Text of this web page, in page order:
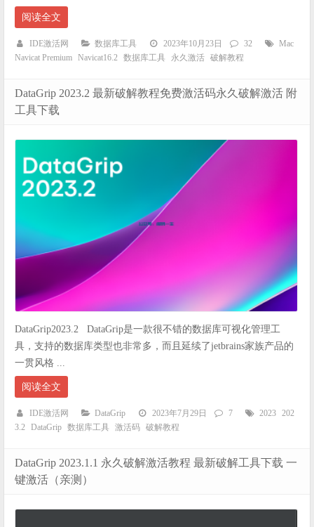
阅读全文
IDE激活网 数据库工具 2023年10月23日 32
Mac
Navicat Premium Navicat16.2 数据库工具 永久激活 破解教程
DataGrip 2023.2 最新破解教程免费激活码永久破解激活 附
工具下载
DataGrip2023.2 DataGrip是一款很不错的数据库可视化管理工
具，支持的数据库类型也非常多，而且延续了jetbrains家族产品的
一贯风格 ...
阅读全文
IDE激活网 DataGrip 2023年7月29日 7 2023 202
3.2 DataGrip 数据库工具 激活码 破解教程
DataGrip 2023.1.1 永久破解激活教程 最新破解工具下载 一
键激活（亲测）